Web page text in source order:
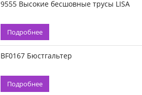
9555 Высокие бесшовные трусы LISA
Подробнее
BF0167 Бюстгальтер
Подробнее